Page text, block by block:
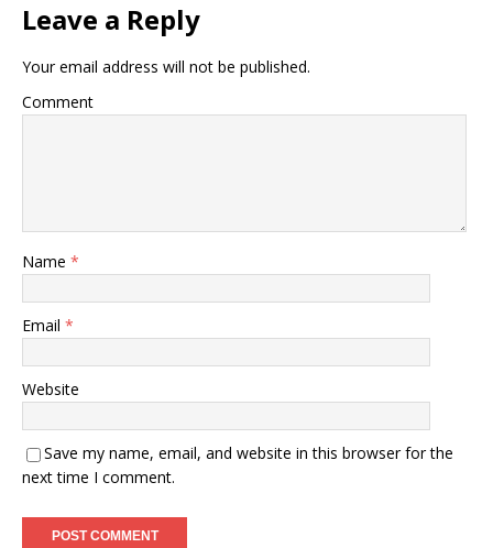
Leave a Reply
Your email address will not be published.
Comment
Name *
Email *
Website
Save my name, email, and website in this browser for the
next time I comment.